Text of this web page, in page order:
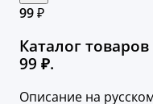
99 ₽
Каталог
99 ₽.
Описание на